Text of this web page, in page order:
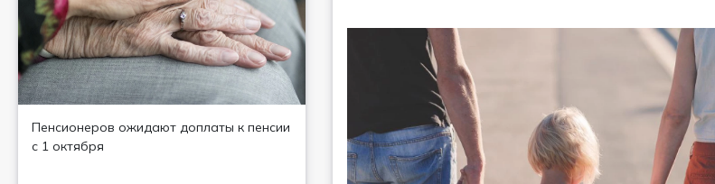
Пенсионеров ожидают доплаты к пенсии
с 1 октября